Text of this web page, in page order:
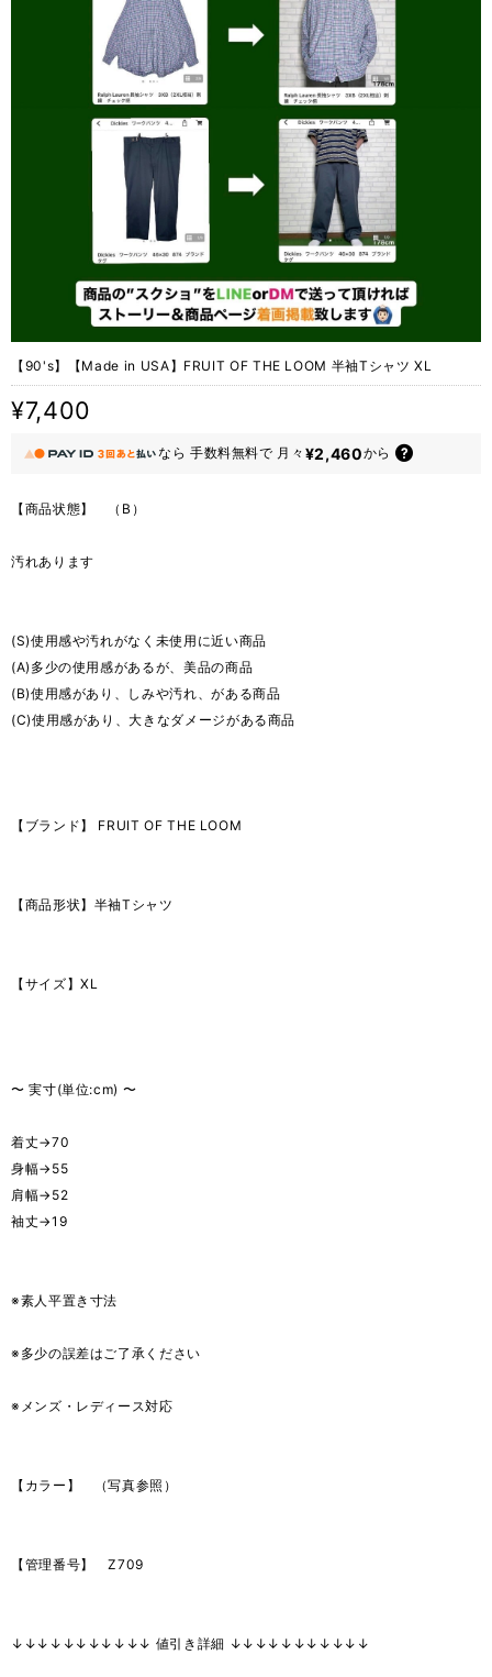
【90's】【Made in USA】FRUIT OF THE LOOM 半袖Tシャツ XL
¥7,400
なら 手数料無料で 月々 ¥2,460から
【商品状態】 （B）
汚れあります
(S)使用感や汚れがなく未使用に近い商品
(A)多少の使用感があるが、美品の商品
(B)使用感があり、しみや汚れ、がある商品
(C)使用感があり、大きなダメージがある商品
【ブランド】 FRUIT OF THE LOOM
【商品形状】半袖Tシャツ
【サイズ】XL
〜 実寸(単位:cm) 〜
着丈→70
身幅→55
肩幅→52
袖丈→19
※素人平置き寸法
※多少の誤差はご了承ください
※メンズ・レディース対応
【カラー】 （写真参照）
【管理番号】 Z709
↓↓↓↓↓↓↓↓↓↓↓ 値引き詳細 ↓↓↓↓↓↓↓↓↓↓↓